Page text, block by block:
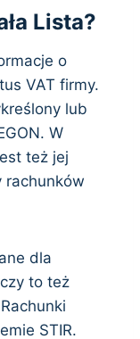
Lista?
o
VAT firmy.
lub
W
też jej
rachunków
dla
to też
STIR.